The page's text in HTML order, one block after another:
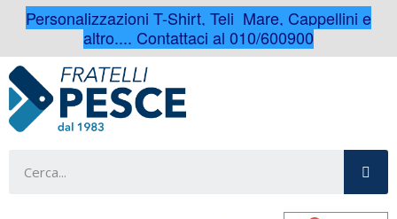
Personalizzazioni T-Shirt, Teli Mare, Cappellini e
altro.... Contattaci al 010/600900